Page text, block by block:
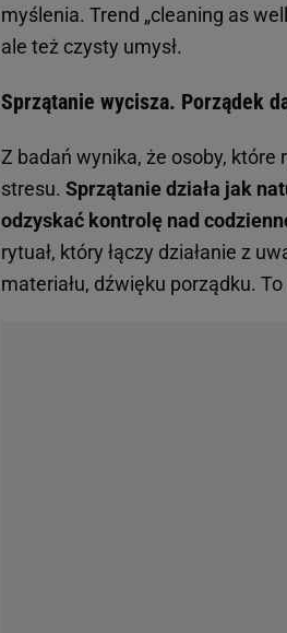
myślenia. Trend „cleaning as
ale też czysty umysł.
Sprzątanie wycisza. Porządek
Z badań wynika, że osoby,
stresu. Sprzątanie działa jak
odzyskać kontrolę nad
rytuał, który łączy działanie z
materiału, dźwięku porządku.